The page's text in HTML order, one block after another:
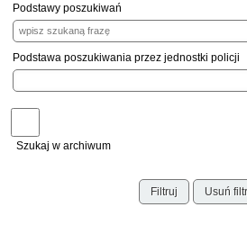
Podstawy poszukiwań
Podstawa poszukiwania przez jednostki policji
Szukaj w archiwum
Filtruj Usuń